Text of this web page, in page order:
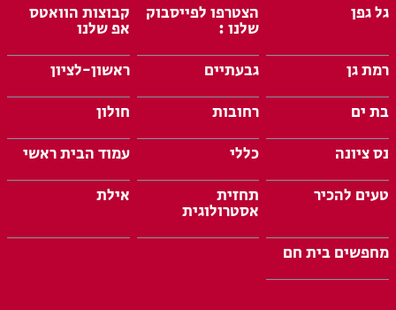
גל גפן הצטרפו לפייסבוק
שלנו :
קבוצות הוואטס
אפ שלנו
רמת גן
גבעתיים
ראשון-לציון
בת ים
רחובות
חולון
נס ציונה
כללי
עמוד הבית ראשי
טעים להכיר
תחזית
אסטרולוגית
אילת
מחפשים בית חם